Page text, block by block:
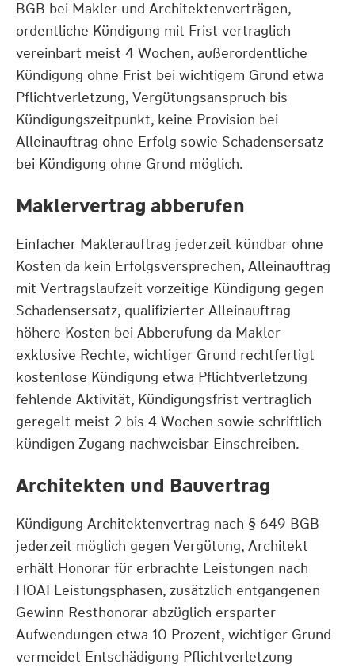
BGB bei Makler und Architektenverträgen,
ordentliche Kündigung mit Frist vertraglich
vereinbart meist 4 Wochen, außerordentliche
Kündigung ohne Frist bei wichtigem Grund etwa
Pflichtverletzung, Vergütungsanspruch bis
Kündigungszeitpunkt, keine Provision bei
Alleinauftrag ohne Erfolg sowie Schadensersatz
bei Kündigung ohne Grund möglich.
Maklervertrag abberufen
Einfacher Maklerauftrag jederzeit kündbar ohne
Kosten da kein Erfolgsversprechen, Alleinauftrag
mit Vertragslaufzeit vorzeitige Kündigung gegen
Schadensersatz, qualifizierter Alleinauftrag
höhere Kosten bei Abberufung da Makler
exklusive Rechte, wichtiger Grund rechtfertigt
kostenlose Kündigung etwa Pflichtverletzung
fehlende Aktivität, Kündigungsfrist vertraglich
geregelt meist 2 bis 4 Wochen sowie schriftlich
kündigen Zugang nachweisbar Einschreiben.
Architekten und Bauvertrag
Kündigung Architektenvertrag nach § 649 BGB
jederzeit möglich gegen Vergütung, Architekt
erhält Honorar für erbrachte Leistungen nach
HOAI Leistungsphasen, zusätzlich entgangenen
Gewinn Resthonorar abzüglich ersparter
Aufwendungen etwa 10 Prozent, wichtiger Grund
vermeidet Entschädigung Pflichtverletzung